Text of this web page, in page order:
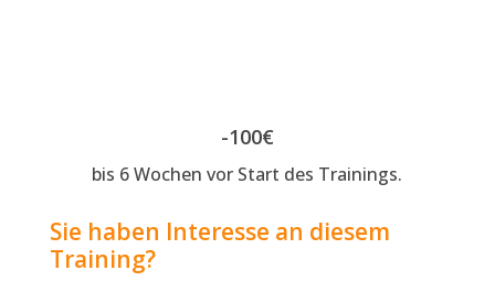
-100€
bis 6 Wochen vor Start des Trainings.
Sie haben Interesse an diesem
Training?